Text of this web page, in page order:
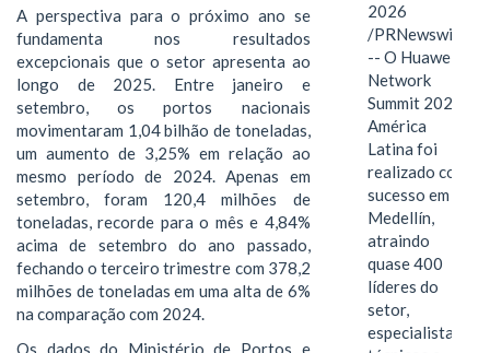
A perspectiva para o próximo ano se
fundamenta nos resultados
excepcionais que o setor apresenta ao
longo de 2025. Entre janeiro e
setembro, os portos nacionais
movimentaram 1,04 bilhão de toneladas,
um aumento de 3,25% em relação ao
mesmo período de 2024. Apenas em
setembro, foram 120,4 milhões de
toneladas, recorde para o mês e 4,84%
acima de setembro do ano passado,
fechando o terceiro trimestre com 378,2
milhões de toneladas em uma alta de 6%
na comparação com 2024.
Os dados do Ministério de Portos e
2026
/PRNewswire/
-- O Huawei
Network
Summit 2026
América
Latina foi
realizado com
sucesso em
Medellín,
atraindo
quase 400
líderes do
setor,
especialistas